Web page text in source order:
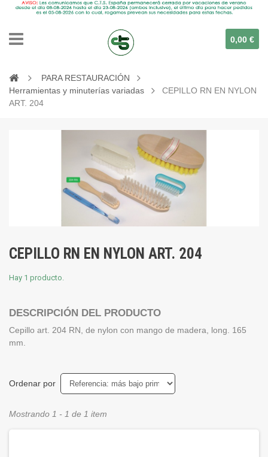
0,00 €
PARA RESTAURACIÓN
Herramientas y minuterías variadas
CEPILLO RN EN NYLON
ART. 204
CEPILLO RN EN NYLON ART. 204
Hay 1 producto.
DESCRIPCIÓN DEL PRODUCTO
Cepillo art. 204 RN, de nylon con mango de madera, long. 165
mm.
Ordenar por
Mostrando 1 - 1 de 1 item